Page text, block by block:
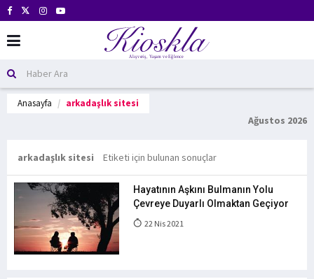
Anasayfa arkadaşlık sitesi
Ağustos 2026
arkadaşlık sitesi Etiketi için bulunan sonuçlar
Hayatının Aşkını Bulmanın Yolu
Çevreye Duyarlı Olmaktan Geçiyor
22 Nis 2021